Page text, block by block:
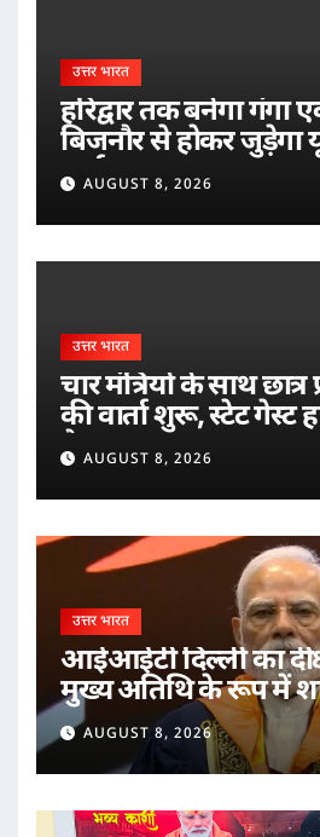
उत्तर भारत
हरिद्वार तक बनेगा गंगा
बिजनौर से होकर जुड़ेगा
मार्गAUGUST 8, 2026
उत्तर भारत
चार मंत्रियों के साथ
की वार्ता शुरू, स्टेट गेस्ट
बैठक
AUGUST 8, 2026
उत्तर भारत
आईआईटी दिल्ली का
मुख्य अतिथि के रूप में
AUGUST 8, 2026